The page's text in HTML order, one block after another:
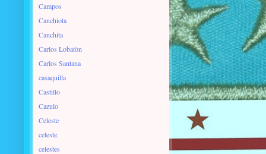
Campos
Canchiota
Canchita
Carlos Lobatòn
Carlos Santana
casaquilla
Castillo
Cazulo
Celeste
celeste.
celestes